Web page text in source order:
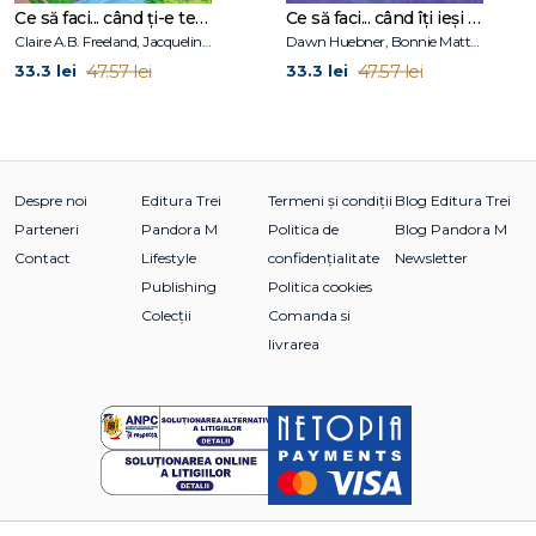
dezvoltarea emoțională și socială.
personajelor. Ea este cunoscută pentru felul în care arată
cum oamenii se simt în interior, nu doar ce fac.
Ce să faci... când ți-e teamă de greșeli. Ghid pentru copiii care nu acceptă să fie imperfecți
Claire A.B. Freeland, Jacqueline B. Toner, Janet McDonnell
33.3 lei 47.57 lei
Ce să faci... când îţi ieşi din fire. Ghid pentru copiii care nu-şi pot stăpâni furia
Dawn Huebner, Bonnie Matthews
33.3 lei 47.57 lei
Despre noi
Parteneri
Contact
Editura Trei
Pandora M
Lifestyle
Publishing
Colecții
Termeni și condiții
Politica de
confidențialitate
Politica cookies
Comanda si
livrarea
Blog Editura Trei
Blog Pandora M
Newsletter